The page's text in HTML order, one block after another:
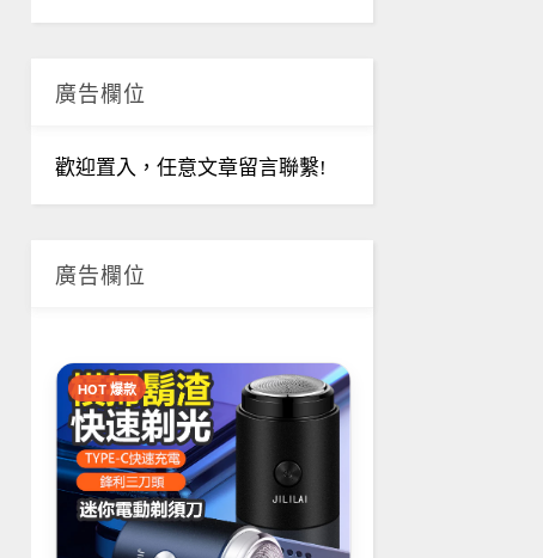
廣告欄位
歡迎置入，任意文章留言聯繫!
廣告欄位
HOT 爆款